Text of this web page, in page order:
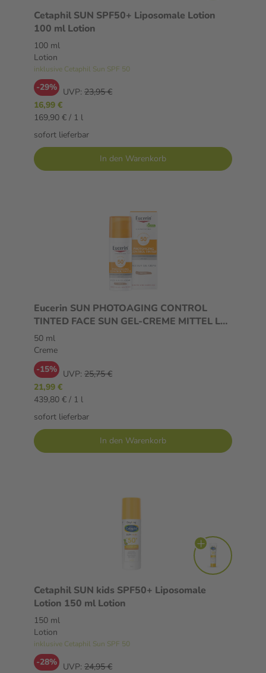
Cetaphil SUN SPF50+ Liposomale Lotion
100 ml Lotion
100 ml
Lotion
inklusive Cetaphil Sun SPF 50
-29% UVP: 23,95 €
16,99 €
169,90 € / 1 l
sofort lieferbar
In den Warenkorb
Eucerin SUN PHOTOAGING CONTROL
TINTED FACE SUN GEL-CREME MITTEL LSF
50 ml
Creme
-15% UVP: 25,75 €
21,99 €
439,80 € / 1 l
sofort lieferbar
In den Warenkorb
Cetaphil SUN kids SPF50+ Liposomale
Lotion 150 ml Lotion
150 ml
Lotion
inklusive Cetaphil Sun SPF 50
-28% UVP: 24,95 €